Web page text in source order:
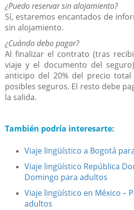
¿Puedo reservar sin alojamiento?
Sí, estaremos encantados de
sin alojamiento.
¿Cuándo debo pagar?
Al finalizar el contrato (tras
viaje y el documento del
anticipo del 20% del precio
posibles seguros. El resto debe
la salida.
También podría interesarte:
Viaje lingüístico a Bogotá
Viaje lingüístico República
Domingo para adultos
Viaje lingüístico en México –
adultos